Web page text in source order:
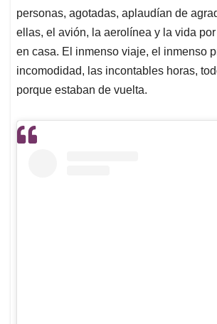
personas, agotadas, aplaudían de
ellas, el avión, la aerolínea y la vida
en casa. El inmenso viaje, el inmenso
incomodidad, las incontables horas,
porque estaban de vuelta.